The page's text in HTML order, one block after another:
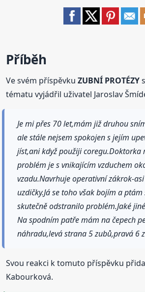
Příběh
Ve svém příspěvkuZUBNÍ PROTÉZY
tématu vyjádřil uživatel Jaroslav
Je mi přes 70 let,mám již druhou
ale stále nejsem spokojen s jejím
jíst,ani když použiji coregu.Doktorka
problém je s vnikajícím vzduchem
vzadu.Navrhuje operativní zákrok-
uzdičky.Já se toho však bojím a
skutečně odstranilo problém.Jaké
Na spodním patře mám na čepech
náhradu,levá strana 5 zubů,pravá 6
Svou reakci k tomuto příspěvku
Kabourková.